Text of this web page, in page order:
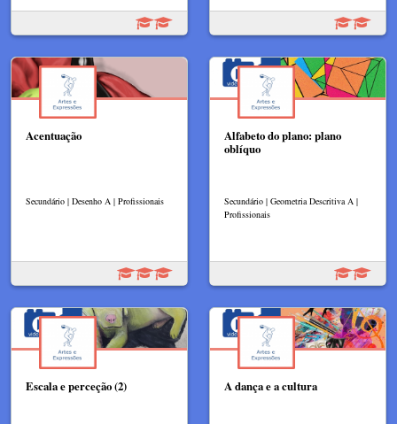
Acentuação
Secundário | Desenho A | Profissionais
Alfabeto do plano: plano
oblíquo
Secundário | Geometria Descritiva A |
Profissionais
Escala e perceção (2) A dança e a cultura